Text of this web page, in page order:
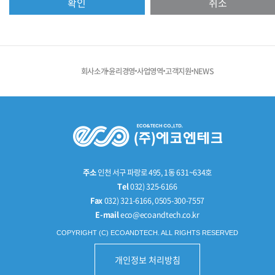
열람하거나 정정하실 수 있습니다. 개인정보 열람 및
직접 열람 또는 정정하거나 개인정보관리책임자에게 E-
귀하가 개인정보의 오류에 대한 정정을 요청한 경우,
정정을 완료하기 전까지 당해 개인정보를 이용하지
[개인정보 수집, 이용, 제공에 대한 동의철회]
회원가입 등을 통해 개인정보의 수집, 이용, 제공에 대해
있습니다. 동의철회는 웹사이트 및
개인정보관리책임자에게 E-mail 등으로 연락하시면 즉시
개인정보의 삭제 등 필요한 조치를 하겠습니다.
[개인정보의 보유기간 및 이용기간]
제공받은 목적이 달성되면 파기됩니다.
회사소개윤리경영사업영역 고객지원 NEWS
주소인천 서구 파랑로 495, 1동 631~634호
Tel032) 325-6166
Fax032) 321-6166, 0505-300-7557
E-maileco@ecoandtech.co.kr
COPYRIGHT (C) ECOANDTECH. ALL RIGHTS RESERVED
개인정보 처리방침